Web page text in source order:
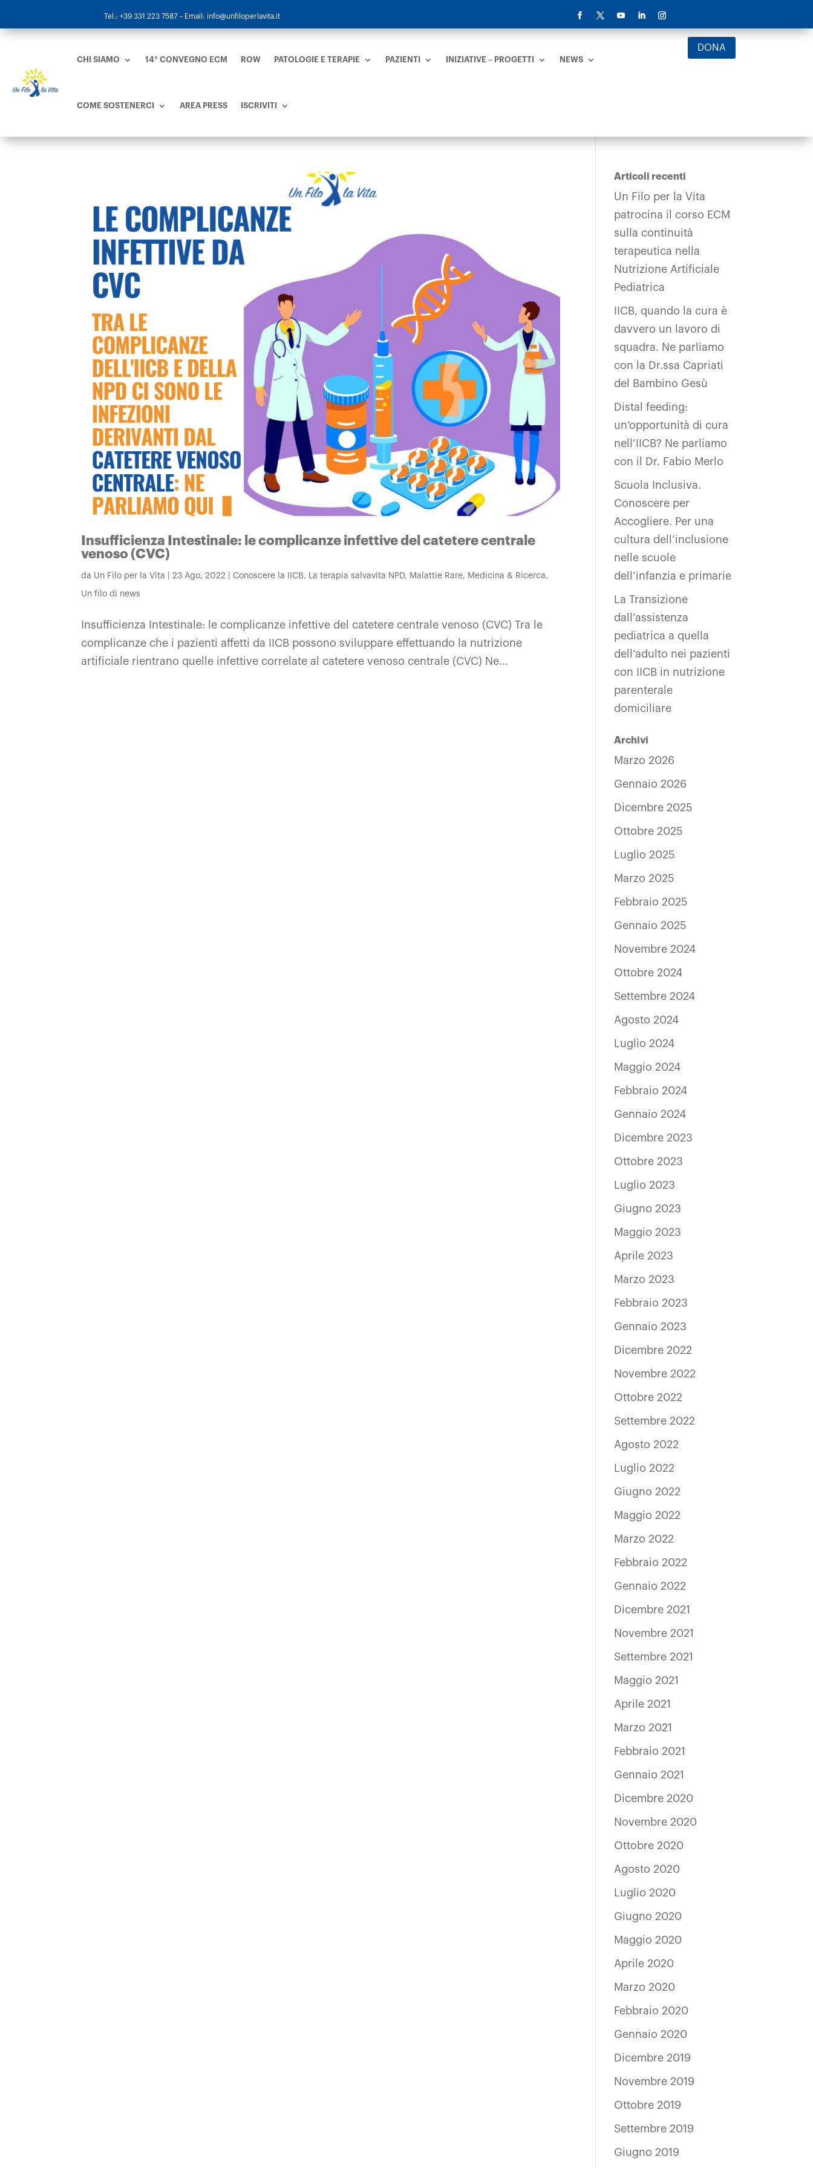
Tel.: +39 331 223 7587 – Email: info@unfiloperlavita.it
CHI SIAMO 14° CONVEGNO ECM ROW PATOLOGIE E TERAPIE PAZIENTI INIZIATIVE – PROGETTI NEWS
COME SOSTENERCI AREA PRESS ISCRIVITI
DONA
Insufficienza Intestinale: le complicanze infettive del catetere centrale
venoso (CVC)
da Un Filo per la Vita |23 Ago, 2022 |Conoscere la IICB, La terapia salvavita NPD, Malattie Rare, Medicina & Ricerca,
Un filo di news
Insufficienza Intestinale: le complicanze infettive del catetere centrale venoso (CVC) Tra le
complicanze che i pazienti affetti da IICB possono sviluppare effettuando la nutrizione
artificiale rientrano quelle infettive correlate al catetere venoso centrale (CVC) Ne...
Articoli recenti
Un Filo per la Vita
patrocina il corso ECM
sulla continuità
terapeutica nella
Nutrizione Artificiale
Pediatrica
IICB, quando la cura è
davvero un lavoro di
squadra. Ne parliamo
con la Dr.ssa Capriati
del Bambino Gesù
Distal feeding:
un’opportunità di cura
nell’IICB? Ne parliamo
con il Dr. Fabio Merlo
Scuola Inclusiva.
Conoscere per
Accogliere. Per una
cultura dell’inclusione
nelle scuole
dell’infanzia e primarie
La Transizione
dall’assistenza
pediatrica a quella
dell’adulto nei pazienti
con IICB in nutrizione
parenterale
domiciliare
Archivi
Marzo 2026
Gennaio 2026
Dicembre 2025
Ottobre 2025
Luglio 2025
Marzo 2025
Febbraio 2025
Gennaio 2025
Novembre 2024
Ottobre 2024
Settembre 2024
Agosto 2024
Luglio 2024
Maggio 2024
Febbraio 2024
Gennaio 2024
Dicembre 2023
Ottobre 2023
Luglio 2023
Giugno 2023
Maggio 2023
Aprile 2023
Marzo 2023
Febbraio 2023
Gennaio 2023
Dicembre 2022
Novembre 2022
Ottobre 2022
Settembre 2022
Agosto 2022
Luglio 2022
Giugno 2022
Maggio 2022
Marzo 2022
Febbraio 2022
Gennaio 2022
Dicembre 2021
Novembre 2021
Settembre 2021
Maggio 2021
Aprile 2021
Marzo 2021
Febbraio 2021
Gennaio 2021
Dicembre 2020
Novembre 2020
Ottobre 2020
Agosto 2020
Luglio 2020
Giugno 2020
Maggio 2020
Aprile 2020
Marzo 2020
Febbraio 2020
Gennaio 2020
Dicembre 2019
Novembre 2019
Ottobre 2019
Settembre 2019
Giugno 2019